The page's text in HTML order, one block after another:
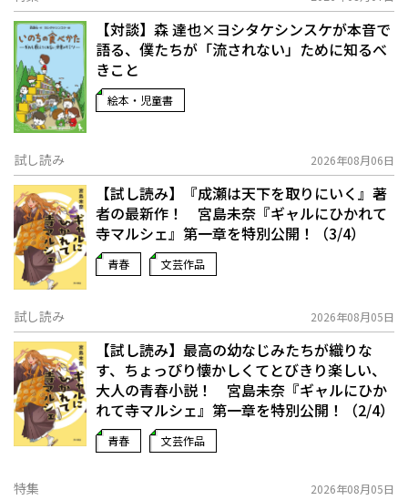
【対談】森 達也×ヨシタケシンスケが本音で
語る、僕たちが「流されない」ために知るべ
きこと
絵本・児童書
試し読み 2026年08月06日
【試し読み】『成瀬は天下を取りにいく』著
者の最新作！ 宮島未奈『ギャルにひかれて
寺マルシェ』第一章を特別公開！（3/4）
青春 文芸作品
試し読み 2026年08月05日
【試し読み】最高の幼なじみたちが織りな
す、ちょっぴり懐かしくてとびきり楽しい、
大人の青春小説！ 宮島未奈『ギャルにひか
れて寺マルシェ』第一章を特別公開！（2/4）
青春 文芸作品
特集 2026年08月05日